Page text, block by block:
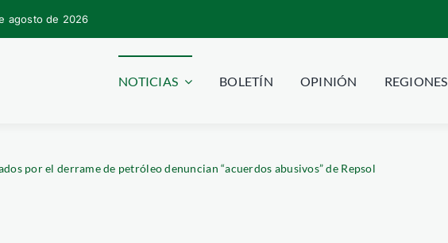
agosto de 2026
NOTICIAS BOLETÍN OPINIÓN REGIONES
por el derrame de petróleo denuncian “acuerdos abusivos” de Repsol